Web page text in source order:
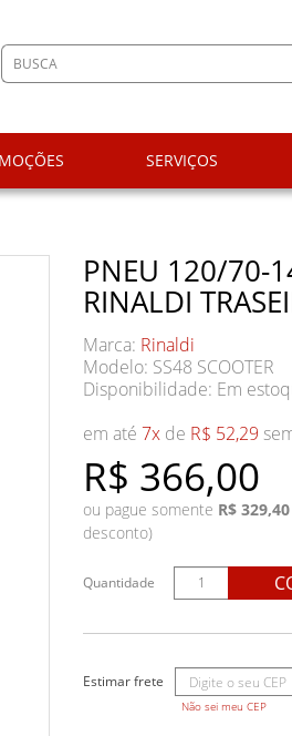
SERVIÇOS
PNEU 120/70-
RINALDI
Marca: Rinaldi
Modelo: SS48 SCOOTER
Disponibilidade: Em
R$ 366,00
em até 7x de R$ 52,29
ou pague somente R$ 329,40
desconto)
Quantidade
Não sei meu CEP